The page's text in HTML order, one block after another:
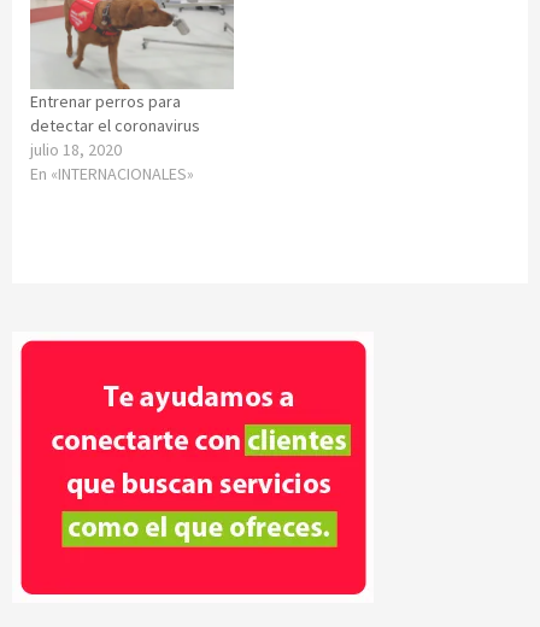
Entrenar perros para
detectar el coronavirus
julio 18, 2020
En «INTERNACIONALES»